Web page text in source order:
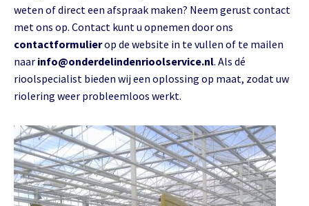
weten of direct een afspraak maken? Neem gerust contact
met ons op. Contact kunt u opnemen door ons
contactformulierop de website in te vullen of te mailen
naar info@onderdelindenrioolservice.nl. Als dé
rioolspecialist bieden wij een oplossing op maat, zodat uw
riolering weer probleemloos werkt.